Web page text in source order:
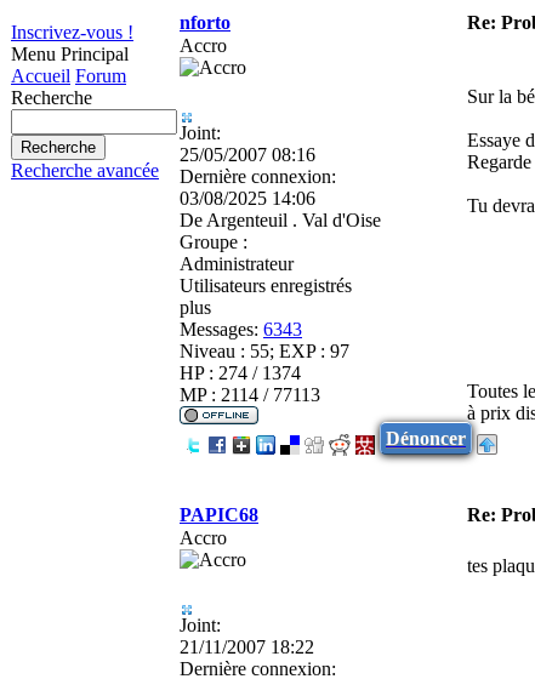
Inscrivez-vous !
Menu Principal
Accueil Forum
Recherche
Recherche avancée
nforto Re:
Accro
Joint:
25/05/2007 08:16
Dernière connexion:
03/08/2025 14:06
De Argenteuil . Val d'Oise
Groupe :
Administrateur
Utilisateurs enregistrés
plus
Messages: 6343
Niveau : 55; EXP : 97
HP : 274 / 1374
MP : 2114 / 77113
Sur la
Essaye
Tu
Toutes
à prix
Dénoncer
PAPIC68 Re:
Accro
Joint:
21/11/2007 18:22
Dernière connexion:
tes